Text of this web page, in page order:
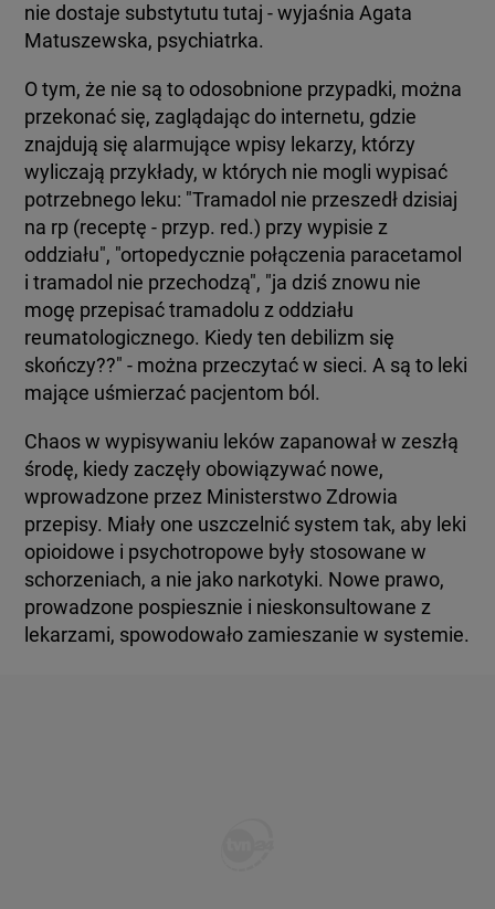
nie dostaje substytutu tutaj - wyjaśnia Agata
Matuszewska, psychiatrka.
O tym, że nie są to odosobnione przypadki, można
przekonać się, zaglądając do internetu, gdzie
znajdują się alarmujące wpisy lekarzy, którzy
wyliczają przykłady, w których nie mogli wypisać
potrzebnego leku: "Tramadol nie przeszedł dzisiaj
na rp (receptę - przyp. red.) przy wypisie z
oddziału", "ortopedycznie połączenia paracetamol
i tramadol nie przechodzą", "ja dziś znowu nie
mogę przepisać tramadolu z oddziału
reumatologicznego. Kiedy ten debilizm się
skończy??" - można przeczytać w sieci. A są to leki
mające uśmierzać pacjentom ból.
Chaos w wypisywaniu leków zapanował w zeszłą
środę, kiedy zaczęły obowiązywać nowe,
wprowadzone przez Ministerstwo Zdrowia
przepisy. Miały one uszczelnić system tak, aby leki
opioidowe i psychotropowe były stosowane w
schorzeniach, a nie jako narkotyki. Nowe prawo,
prowadzone pospiesznie i nieskonsultowane z
lekarzami, spowodowało zamieszanie w systemie.